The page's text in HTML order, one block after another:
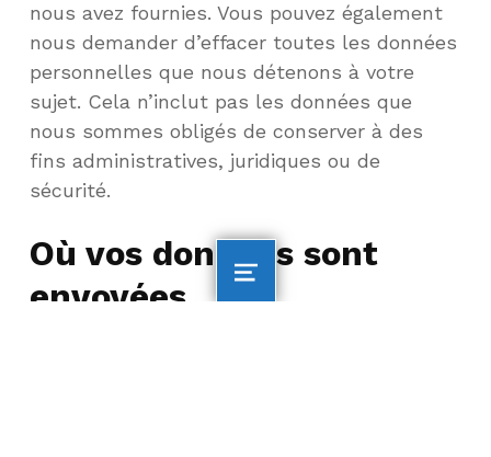
MENU
nous avez fournies. Vous pouvez également
nous demander d’effacer toutes les données
personnelles que nous détenons à votre
sujet. Cela n’inclut pas les données que
nous sommes obligés de conserver à des
fins administratives, juridiques ou de
sécurité.
Où vos données sont
envoyées